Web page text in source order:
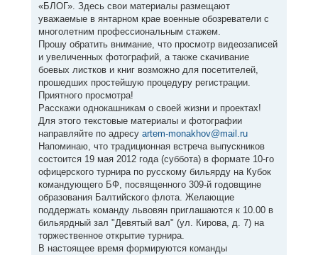
«БЛОГ». Здесь свои материалы размещают
уважаемые в янтарном крае военные обозреватели с
многолетним профессиональным стажем.
Прошу обратить внимание, что просмотр видеозаписей
и увеличенных фотографий, а также скачивание
боевых листков и книг возможно для посетителей,
прошедших простейшую процедуру регистрации.
Приятного просмотра!
Расскажи однокашникам о своей жизни и проектах!
Для этого текстовые материалы и фотографии
направляйте по адресу artem-monakhov@mail.ru
Напоминаю, что традиционная встреча выпускников
состоится 19 мая 2012 года (суббота) в формате 10-го
офицерского турнира по русскому бильярду на Кубок
командующего БФ, посвященного 309-й годовщине
образования Балтийского флота. Желающие
поддержать команду львовян приглашаются к 10.00 в
бильярдный зал "Девятый вал" (ул. Кирова, д. 7) на
торжественное открытие турнира.
В настоящее время формируются команды